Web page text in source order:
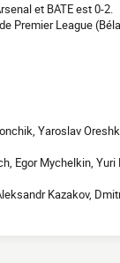
et BATE est 0-2.
Premier League
Yaroslav
Egor Mychelkin,
Kazakov,